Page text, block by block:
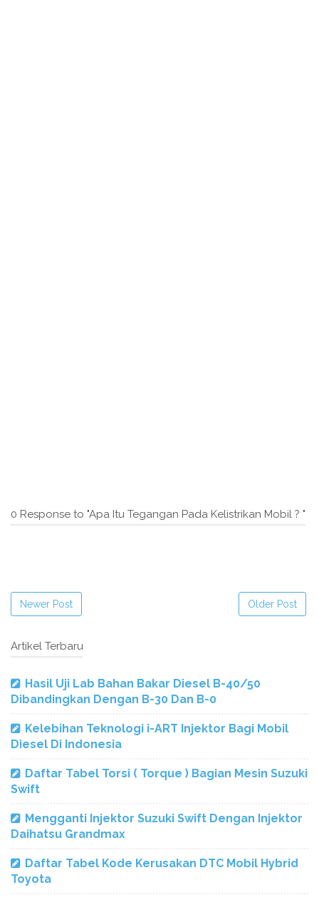
0 Response to "Apa Itu Tegangan Pada Kelistrikan Mobil ? "
Newer Post Older Post
Artikel Terbaru
Hasil Uji Lab Bahan Bakar Diesel B-40/50
Dibandingkan Dengan B-30 Dan B-0
Kelebihan Teknologi i-ART Injektor Bagi Mobil
Diesel Di Indonesia
Daftar Tabel Torsi ( Torque ) Bagian Mesin Suzuki
Swift
Mengganti Injektor Suzuki Swift Dengan Injektor
Daihatsu Grandmax
Daftar Tabel Kode Kerusakan DTC Mobil Hybrid
Toyota